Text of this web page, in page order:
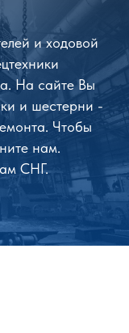
и ходовой
На сайте Вы
и шестерни -
Чтобы
нам.
СНГ.